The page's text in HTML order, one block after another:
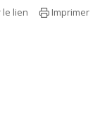
le lien Imprimer